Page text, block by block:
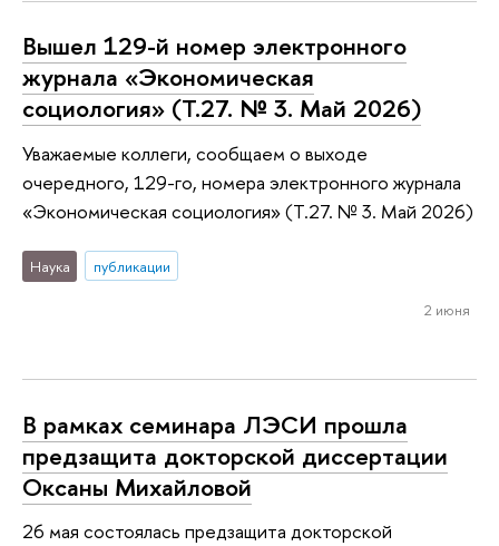
Вышел 129-й номер электронного
журнала «Экономическая
социология» (Т.27. № 3. Май 2026)
Уважаемые коллеги, сообщаем о выходе
очередного, 129-го, номера электронного журнала
«Экономическая социология» (Т.27. № 3. Май 2026)
Наука публикации
2 июня
В рамках семинара ЛЭСИ прошла
предзащита докторской диссертации
Оксаны Михайловой
26 мая состоялась предзащита докторской